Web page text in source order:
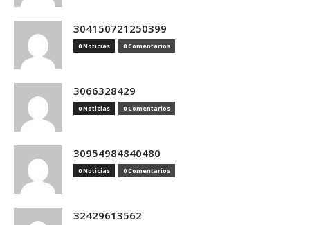
304150721250399
0 Noticias 0 Comentarios
3066328429
0 Noticias 0 Comentarios
30954984840480
0 Noticias 0 Comentarios
32429613562